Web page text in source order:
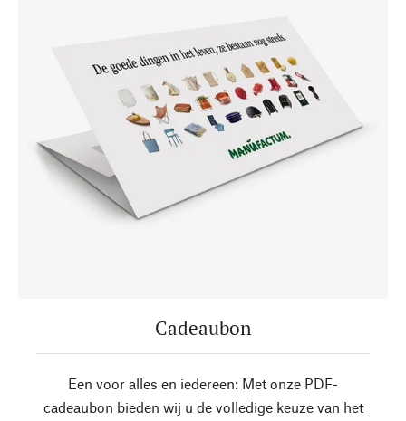
Cadeaubon
Een voor alles en iedereen: Met onze PDF-
cadeaubon bieden wij u de volledige keuze van het